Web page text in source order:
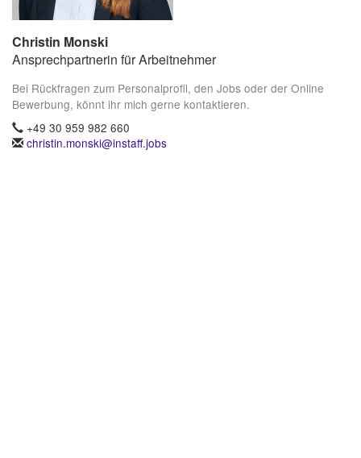
Christin Monski
Ansprechpartnerin für Arbeitnehmer
Bei Rückfragen zum Personalprofil, den Jobs oder der Online
Bewerbung, könnt ihr mich gerne kontaktieren.
+49 30 959 982 660
christin.monski@instaff.jobs